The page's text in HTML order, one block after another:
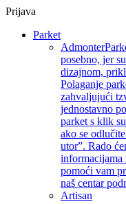
Prijava
Parket
Admonter
posebno, jer
dizajnom,
Polaganje
zahvaljujući
jednostavno
parket s klik
ako se
utor”. Rado
informacijama
pomoći vam
naš centar
Artisan